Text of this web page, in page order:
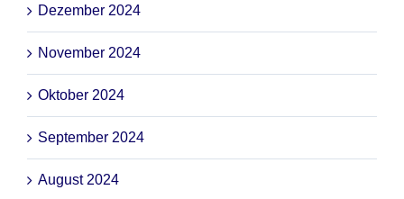
Dezember 2024
November 2024
Oktober 2024
September 2024
August 2024